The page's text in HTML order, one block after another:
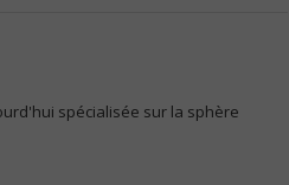
spécialisée sur la sphère